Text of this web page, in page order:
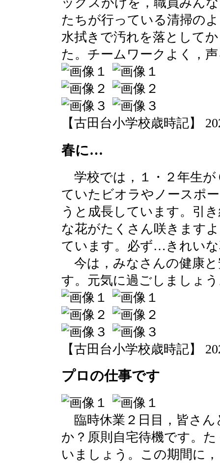
たちが行っている清掃の
水拭きで汚れを落として
た。チームワークよく，
【古田台小学校歳時記】
春に…
学校では，１・２年生が
ていたビオラやノースポ
うと成長しています。引
な花がたくさん咲きます
ています。必ず…きれい
今は，みなさんの健康
す。元気に過ごしましょ
【古田台小学校歳時記】
プロの仕事です
臨時休業２日目，皆さ
か？原則自宅待機です。
いましょう。この期間に